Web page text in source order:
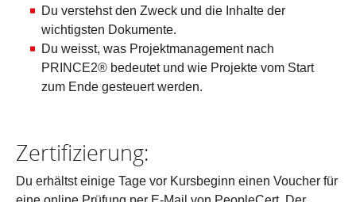
Du verstehst den Zweck und die Inhalte der
wichtigsten Dokumente.
Du weisst, was Projektmanagement nach
PRINCE2® bedeutet und wie Projekte vom Start
zum Ende gesteuert werden.
Zertifizierung:
Du erhältst einige Tage vor Kursbeginn einen Voucher für